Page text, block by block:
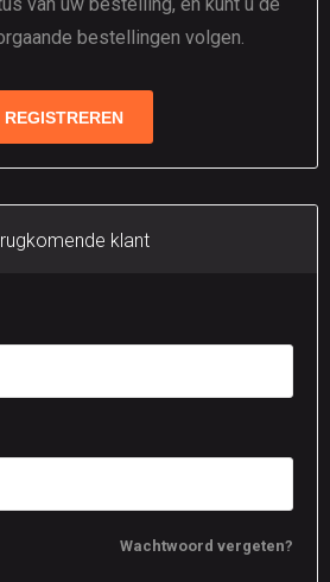
bestellingen volgen.
klant
Wachtwoord vergeten?